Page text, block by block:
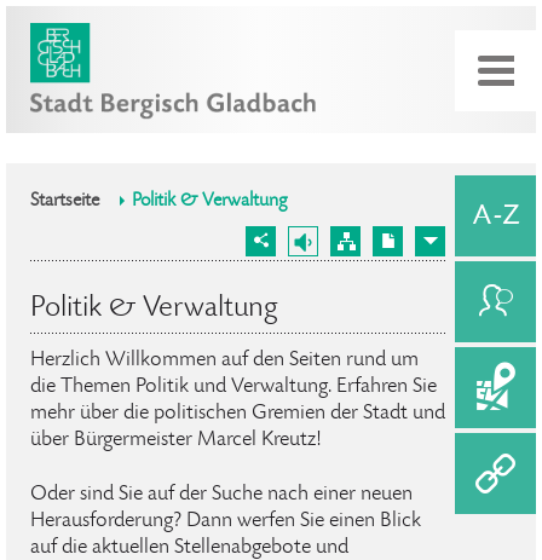
Startseite Politik & Verwaltung
Politik & Verwaltung
Herzlich Willkommen auf den Seiten rund um
die Themen Politik und Verwaltung. Erfahren Sie
mehr über die politischen Gremien der Stadt und
über Bürgermeister Marcel Kreutz!
Oder sind Sie auf der Suche nach einer neuen
Herausforderung? Dann werfen Sie einen Blick
auf die aktuellen Stellenabgebote und